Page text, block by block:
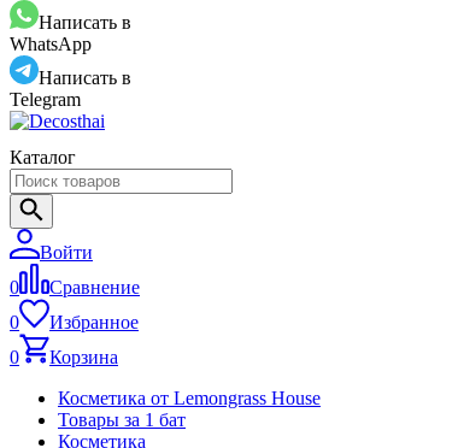
Написать в
WhatsApp
Написать в
Telegram
Каталог
Войти
0
Сравнение
0
Избранное
0
Корзина
Косметика от Lemongrass House
Товары за 1 бат
Косметика